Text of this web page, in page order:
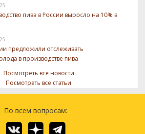
пива в России выросло на 10% в
предложили отслеживать
в производстве пива
Посмотреть все новости
Посмотреть все статьи
По всем вопросам: